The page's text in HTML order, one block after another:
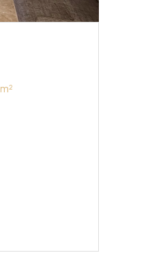
Maison de village 4 pièce(s) 2 chambre(s) 94 m²